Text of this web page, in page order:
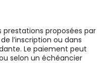
proposées par
l’inscription ou dans
Le paiement peut
selon un échéancier